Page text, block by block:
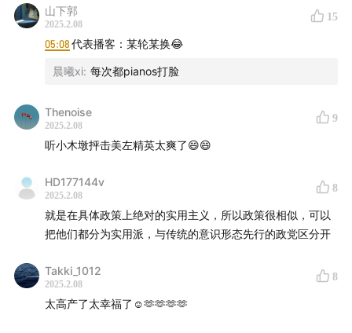
山下郭
2025.2.08
15
05:08代表播客：某轮某换😂
晨曦xi: 每次都pianos打脸
Thenoise
2025.2.08
9
听小木墩抨击美左精英太爽了😄😄
HD177144v
2025.2.08
8
就是在具体政策上绝对的实用主义，所以政策很相似，可以
把他们都分为实用派，与传统的意识形态先行的政党区分开
Takki_1012
2025.2.08
8
太高产了太幸福了☺️🫶🫶🫶🫶